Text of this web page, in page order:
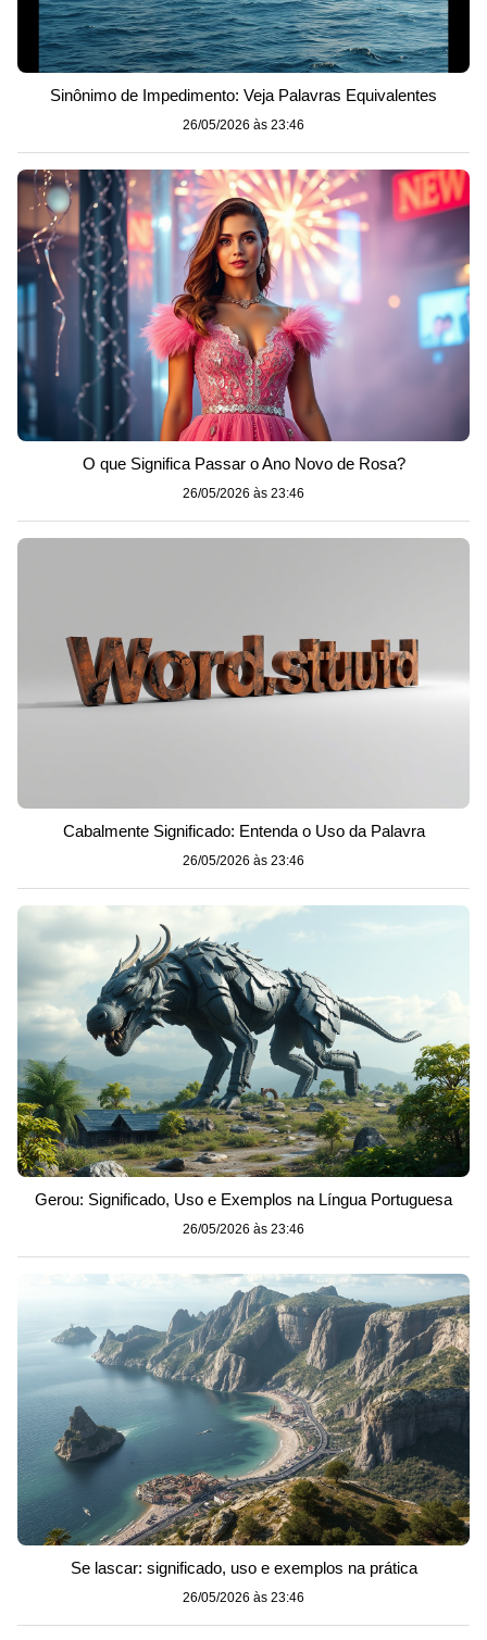
Sinônimo de Impedimento: Veja Palavras Equivalentes
26/05/2026 às 23:46
O que Significa Passar o Ano Novo de Rosa?
26/05/2026 às 23:46
Cabalmente Significado: Entenda o Uso da Palavra
26/05/2026 às 23:46
Gerou: Significado, Uso e Exemplos na Língua Portuguesa
26/05/2026 às 23:46
Se lascar: significado, uso e exemplos na prática
26/05/2026 às 23:46